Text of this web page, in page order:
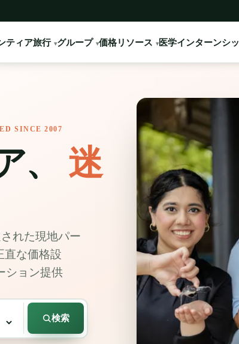
ティア旅行 グループ 価格リソース 医学インターンシ
SINCE 2007
、 迷
れた現地パー
直な価格設
ション提供
検索